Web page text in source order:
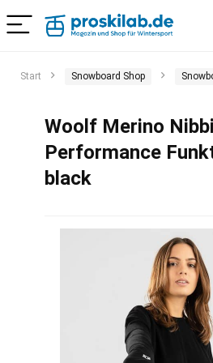
Start Snowboard Shop
Woolf Merino Nibbi
Performance
black